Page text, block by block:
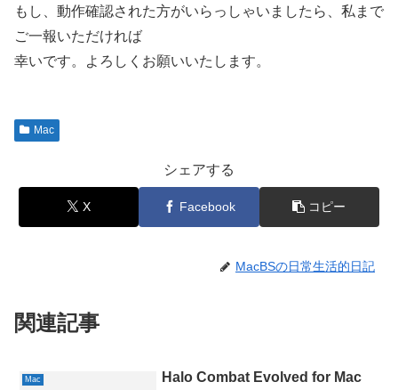
もし、動作確認された方がいらっしゃいましたら、私まで
ご一報いただければ
幸いです。よろしくお願いいたします。
Mac
シェアする
X Facebook コピー
MacBSの日常生活的日記
関連記事
Mac Halo Combat Evolved for Mac